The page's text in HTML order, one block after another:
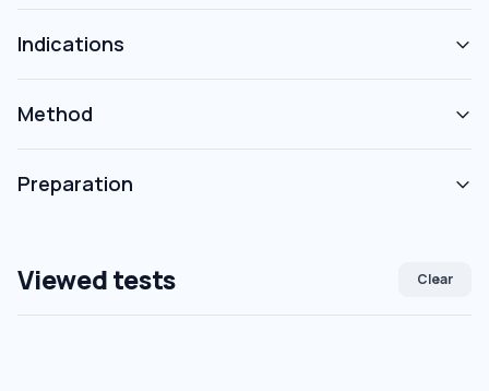
Indications
Method
Preparation
Viewed tests Clear